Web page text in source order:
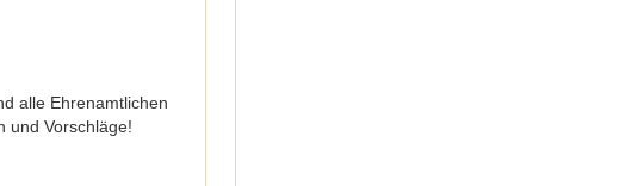
alle Ehrenamtlichen
und Vorschläge!